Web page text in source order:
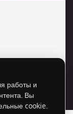
контента.
работы и
Вы
cookie.